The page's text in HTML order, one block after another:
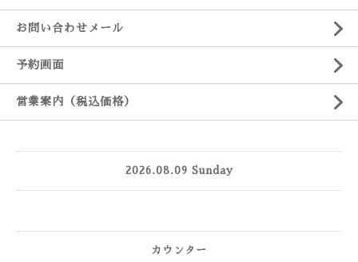
お問い合わせメール
予約画面
営業案内（税込価格）
2026.08.09 Sunday
カウンター